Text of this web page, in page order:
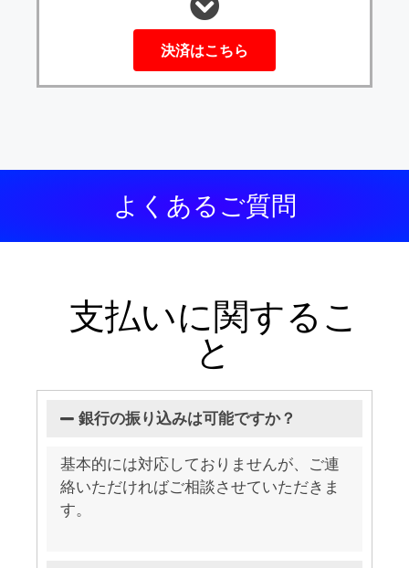
決済はこちら
よくあるご質問
支払いに関するこ
と
銀行の振り込みは可能ですか？
基本的には対応しておりませんが、ご連
絡いただければご相談させていただきま
す。